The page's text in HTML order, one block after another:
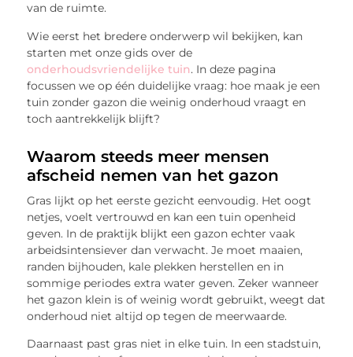
van de ruimte.
Wie eerst het bredere onderwerp wil bekijken, kan
starten met onze gids over de
onderhoudsvriendelijke tuin. In deze pagina
focussen we op één duidelijke vraag: hoe maak je een
tuin zonder gazon die weinig onderhoud vraagt en
toch aantrekkelijk blijft?
Waarom steeds meer mensen
afscheid nemen van het gazon
Gras lijkt op het eerste gezicht eenvoudig. Het oogt
netjes, voelt vertrouwd en kan een tuin openheid
geven. In de praktijk blijkt een gazon echter vaak
arbeidsintensiever dan verwacht. Je moet maaien,
randen bijhouden, kale plekken herstellen en in
sommige periodes extra water geven. Zeker wanneer
het gazon klein is of weinig wordt gebruikt, weegt dat
onderhoud niet altijd op tegen de meerwaarde.
Daarnaast past gras niet in elke tuin. In een stadstuin,